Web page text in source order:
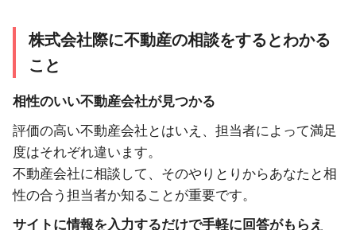
株式会社際に不動産の相談をするとわかる
こと
相性のいい不動産会社が見つかる
評価の高い不動産会社とはいえ、担当者によって満足
度はそれぞれ違います。
不動産会社に相談して、そのやりとりからあなたと相
性の合う担当者か知ることが重要です。
サイトに情報を入力するだけで手軽に回答がもらえ